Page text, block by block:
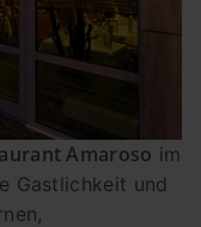
Amaroso im
Gastlichkeit und